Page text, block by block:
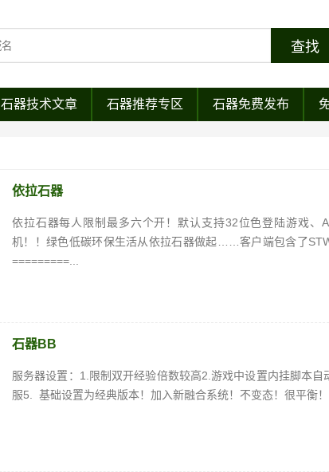
石器技术文章 石器推荐专区 石器免费发布
依拉石器
依拉石器每人限制最多六个开！默认支持32位色登陆游戏、
机！！绿色低碳环保生活从依拉石器做起……客户端包含了
=========...
石器BB
服务器设置：1.限制双开经验倍数较高2.游戏中设置内挂脚本
服5. 基础设置为经典版本！加入新融合系统！不变态！很平衡